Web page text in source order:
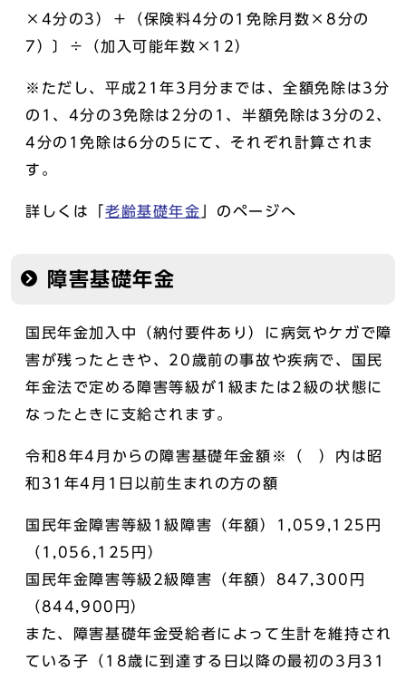
×4分の3）＋（保険料4分の1免除月数×8分の
7）〕÷（加入可能年数×12）
※ただし、平成21年3月分までは、全額免除は3分
の1、4分の3免除は2分の1、半額免除は3分の2、
4分の1免除は6分の5にて、それぞれ計算されま
す。
詳しくは「 老齢基礎年金 」のページへ
障害基礎年金
国民年金加入中（納付要件あり）に病気やケガで障
害が残ったときや、20歳前の事故や疾病で、国民
年金法で定める障害等級が1級または2級の状態に
なったときに支給されます。
令和8年4月からの障害基礎年金額※（ ）内は昭
和31年4月1日以前生まれの方の額
国民年金障害等級1級障害（年額）1,059,125円
（1,056,125円）
国民年金障害等級2級障害（年額）847,300円
（844,900円）
また、障害基礎年金受給者によって生計を維持され
ている子（18歳に到達する日以降の最初の3月31